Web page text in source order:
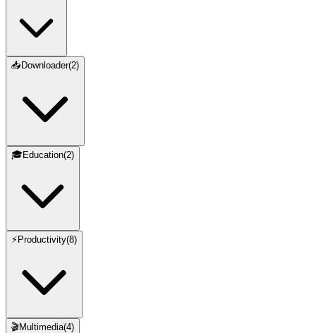
📥 Downloader(2)
🎓Education(2)
⚡ Productivity(8)
🎬Multimedia(4)